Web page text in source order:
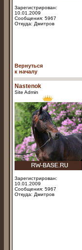
Зарегистрирован:
10.01.2009
Сообщения: 5967
Откуда: Дмитров
Вернуться
к началу
Nastenok
Site Admin
Зарегистрирован:
10.01.2009
Сообщения: 5967
Откуда: Дмитров